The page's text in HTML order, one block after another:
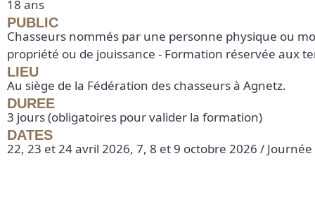
18 ans
PUBLIC
Chasseurs nommés par une personne physique ou
propriété ou de jouissance - Formation réservée aux
LIEU
Au siège de la Fédération des chasseurs à Agnetz.
DUREE
3 jours (obligatoires pour valider la formation)
DATES
22, 23 et 24 avril 2026, 7, 8 et 9 octobre 2026 /